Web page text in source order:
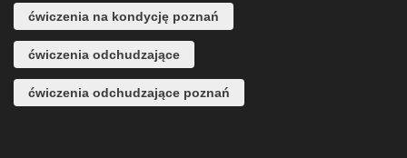
ćwiczenia na kondycję poznań
ćwiczenia odchudzające
ćwiczenia odchudzające poznań